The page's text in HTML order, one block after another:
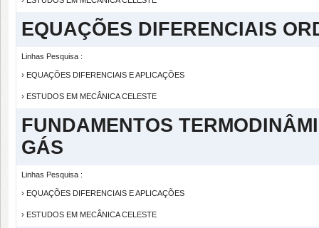
EQUAÇÕES DIFERENCIAIS
Linhas Pesquisa :
› EQUAÇÕES DIFERENCIAIS E APLICAÇÕES
› ESTUDOS EM MECÂNICA CELESTE
FUNDAMENTOS
GÁS
Linhas Pesquisa :
› EQUAÇÕES DIFERENCIAIS E APLICAÇÕES
› ESTUDOS EM MECÂNICA CELESTE